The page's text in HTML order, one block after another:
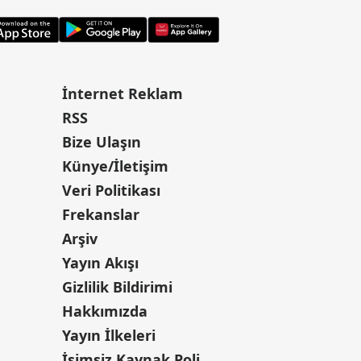
İnternet Reklam
RSS
Bize Ulaşın
Künye/İletişim
Veri Politikası
Frekanslar
Arşiv
Yayın Akışı
Gizlilik Bildirimi
Hakkımızda
Yayın İlkeleri